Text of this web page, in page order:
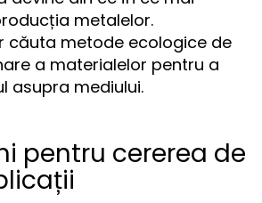
metalelor.
căuta metode ecologice de
a materialelor pentru a
asupra mediului.
pentru cererea de